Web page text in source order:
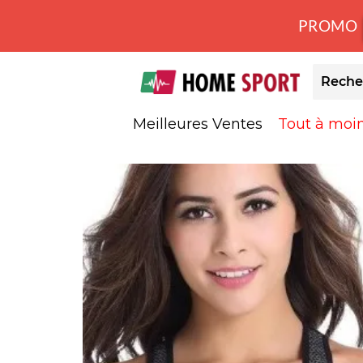
PROMO
Meilleures Ventes Tout à